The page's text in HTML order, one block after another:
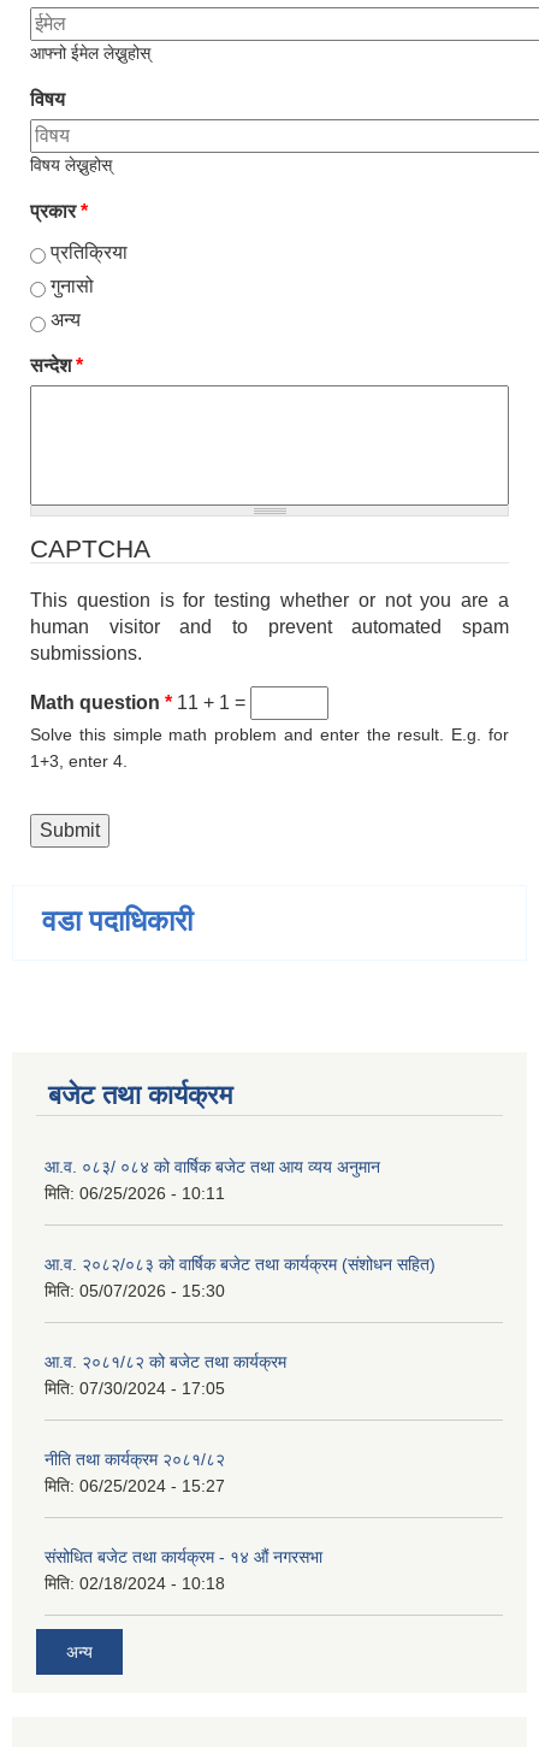
आफ्नो ईमेल लेख्नुहोस्
विषय
विषय लेख्नुहोस्
प्रकार*
प्रतिक्रिया
गुनासो
अन्य
सन्देश*
CAPTCHA
This question is for testing whether or not you are a
human visitor and to prevent automated spam
submissions.
Math question * 11 + 1 =
Solve this simple math problem and enter the result. E.g. for
1+3, enter 4.
वडा पदाधिकारी
बजेट तथा कार्यक्रम
आ.व. ०८३/ ०८४ को वार्षिक बजेट तथा आय व्यय अनुमान
मिति: 06/25/2026 - 10:11
आ.व. २०८२/०८३ को वार्षिक बजेट तथा कार्यक्रम (संशोधन सहित)
मिति: 05/07/2026 - 15:30
आ.व. २०८१/८२ को बजेट तथा कार्यक्रम
मिति: 07/30/2024 - 17:05
नीति तथा कार्यक्रम २०८१/८२
मिति: 06/25/2024 - 15:27
संसोधित बजेट तथा कार्यक्रम - १४ औं नगरसभा
मिति: 02/18/2024 - 10:18
अन्य